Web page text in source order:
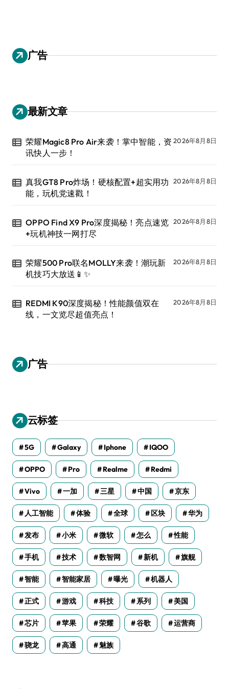
广告
最新文章
荣耀Magic8 Pro Air来袭！掌中智能，资
讯快人一步！
2026年8月8日
真我GT8 Pro炸场！硬核配置+超实用功
能，玩机党速戳！
2026年8月8日
OPPO Find X9 Pro深度揭秘！亮点速览
+玩机神技一网打尽
2026年8月8日
荣耀500 Pro联名MOLLY来袭！潮玩新
机技巧大放送📱✨
2026年8月8日
REDMI K90深度揭秘！性能颜值双在
线，一文览尽超值亮点！
2026年8月8日
广告
云标签
5G Galaxy Iphone IQOO
OPPO Pro Realme Redmi
Vivo 一加 三星 中国 京东
人工智能 体验 全球 区块 华为
发布 小米 微软 怎么 性能
手机 技术 数智网 新机 旗舰
智能 智能家居 曝光 机器人
正式 游戏 科技 系列 美国
芯片 苹果 荣耀 谷歌 运营商
骁龙 高通 魅族